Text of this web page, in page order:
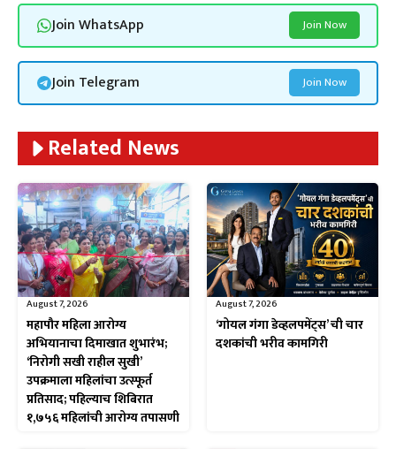
Join WhatsApp Join Now
Join Telegram Join Now
Related News
August 7, 2026
महापौर महिला आरोग्य
अभियानाचा दिमाखात शुभारंभ;
‘निरोगी सखी राहील सुखी’
उपक्रमाला महिलांचा उत्स्फूर्त
प्रतिसाद; पहिल्याच शिबिरात
१,७५६ महिलांची आरोग्य तपासणी
August 7, 2026
‘गोयल गंगा डेव्हलपमेंट्स’ ची चार
दशकांची भरीव कामगिरी